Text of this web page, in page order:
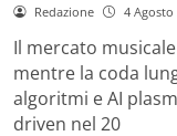
Redazione 4 Agosto
Il mercato
mentre la coda
algoritmi e AI
driven nel 20